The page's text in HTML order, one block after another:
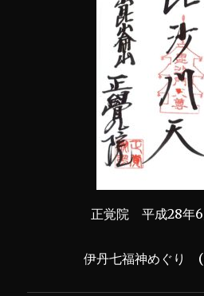
正覚院 平成28年6
伊丹七福神めぐり